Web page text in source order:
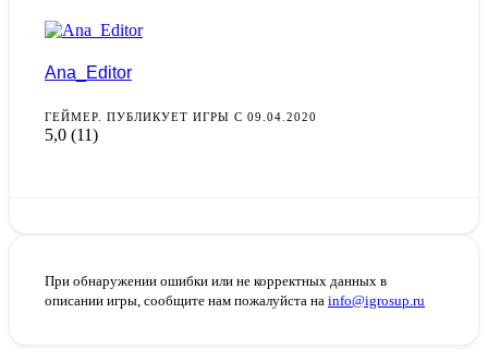
Ana_Editor
ГЕЙМЕР. ПУБЛИКУЕТ ИГРЫ С 09.04.2020
5,0 (11)
При обнаружении ошибки или не корректных данных в
описании игры, сообщите нам пожалуйста на info@igrosup.ru